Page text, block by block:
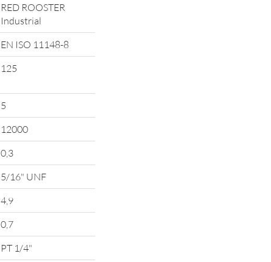
RED ROOSTER
Industrial
EN ISO 11148-8
125
5
12000
0,3
5/16" UNF
4,9
0,7
PT 1/4"